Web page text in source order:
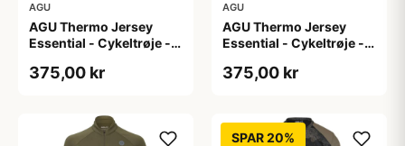
AGU
AGU Thermo Jersey
Essential - Cykeltrøje -
S
375,00 kr
AGU
AGU Thermo Jersey
Essential - Cykeltrøje -
XL
375,00 kr
SPAR 20%